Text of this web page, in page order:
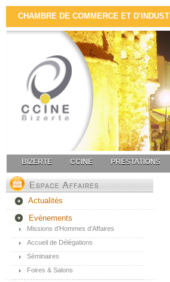
CHAMBRE DE COMMERCE ET
BIZERTE CCINE PRESTATIONS
Actualités
Evènements
Missions d’Hommes d’Affaires
Accueil de Délégations
Séminaires
Foires & Salons